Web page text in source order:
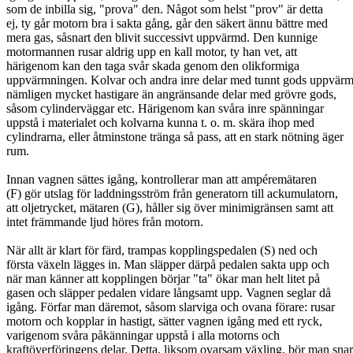
som de inbilla sig, "prova" den. Något som helst "prov" är detta
ej, ty går motorn bra i sakta gång, går den säkert ännu bättre med
mera gas, såsnart den blivit successivt uppvärmd. Den kunnige
motormannen rusar aldrig upp en kall motor, ty han vet, att
härigenom kan den taga svår skada genom den olikformiga
uppvärmningen. Kolvar och andra inre delar med tunnt gods
nämligen mycket hastigare än angränsande delar med grövre gods,
såsom cylinderväggar etc. Härigenom kan svåra inre spänningar
uppstå i materialet och kolvarna kunna t. o. m. skära ihop med
cylindrarna, eller åtminstone tränga så pass, att en stark nötning äger
rum.
Innan vagnen sättes igång, kontrollerar man att ampéremätaren
(F) gör utslag för laddningsström från generatorn till ackumulatorn,
att oljetrycket, mätaren (G), håller sig över minimigränsen samt att
intet främmande ljud höres från motorn.
När allt är klart för färd, trampas kopplingspedalen (S) ned och
första växeln lägges in. Man släpper därpå pedalen sakta upp och
när man känner att kopplingen börjar "ta" ökar man helt litet på
gasen och släpper pedalen vidare långsamt upp. Vagnen seglar då
igång. Förfar man däremot, såsom slarviga och ovana förare: rusar
motorn och kopplar in hastigt, sätter vagnen igång med ett ryck,
varigenom svåra påkänningar uppstå i alla motorns och
kraftöverföringens delar. Detta, liksom ovarsam växling, bör man